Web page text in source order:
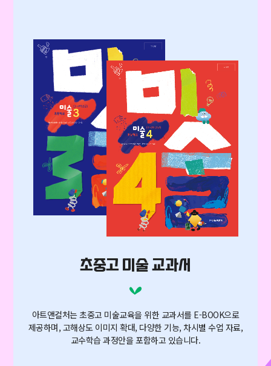
초중고 미술 교과서
아트앤컬처는 초중고 미술교육을 위한 교과서를 E-BOOK으로
제공하며, 고해상도 이미지 확대, 다양한 기능, 차시별 수업 자료,
교수학습 과정안을 포함하고 있습니다.